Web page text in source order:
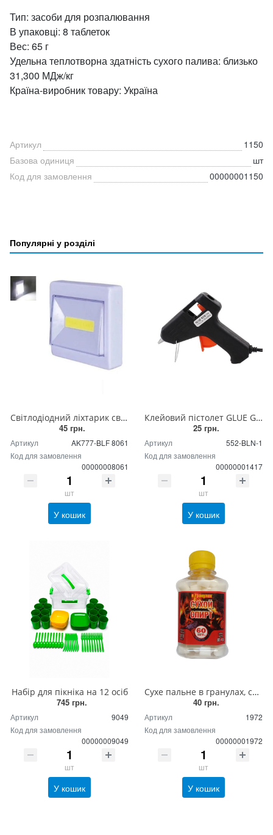
Тип: засоби для розпалювання
В упаковці: 8 таблеток
Вес: 65 г
Удельна теплотворна здатність сухого палива: близько
31,300 МДж/кг
Країна-виробник товару: Україна
Артикул
1150
Базова одиниця
шт
Код для замовлення
00000001150
Популярні у розділі
Світлодіодний ліхтарик світильник у формі вмикача на батарейках, з магнітними тримачами
45 грн.
Артикул
AK777-BLF 8061
Код для замовлення
00000008061
шт
У кошик
Клейовий пістолет GLUE GUN 20W 552-BLN-1
25 грн.
Артикул
552-BLN-1
Код для замовлення
00000001417
шт
У кошик
Набір для пікніка на 12 осіб
745 грн.
Артикул
9049
Код для замовлення
00000009049
шт
У кошик
Сухе пальне в гранулах, сухий спирт (60 шт)
40 грн.
Артикул
1972
Код для замовлення
00000001972
шт
У кошик